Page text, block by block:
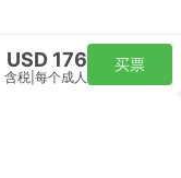
USD 176
含税 每个成人
买票